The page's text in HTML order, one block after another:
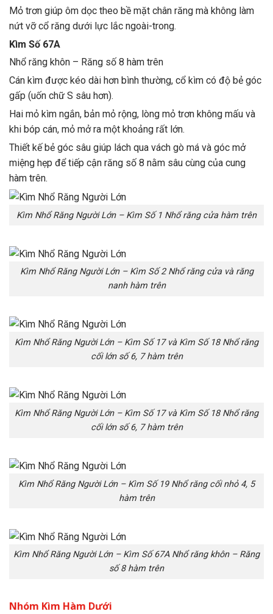
Mỏ trơn giúp ôm dọc theo bề mặt chân răng mà không làm
nứt vỡ cổ răng dưới lực lắc ngoài-trong.
Kìm Số 67A
Nhổ răng khôn – Răng số 8 hàm trên
Cán kìm được kéo dài hơn bình thường, cổ kìm có độ bẻ góc
gấp (uốn chữ S sâu hơn).
Hai mỏ kìm ngắn, bản mỏ rộng, lòng mỏ trơn không mấu và
khi bóp cán, mỏ mở ra một khoảng rất lớn.
Thiết kế bẻ góc sâu giúp lách qua vách gò má và góc mở
miệng hẹp để tiếp cận răng số 8 nằm sâu cùng của cung
hàm trên.
Kìm Nhổ Răng Người Lớn – Kìm Số 1 Nhổ răng cửa hàm trên
Kìm Nhổ Răng Người Lớn – Kìm Số 2 Nhổ răng cửa và răng
nanh hàm trên
Kìm Nhổ Răng Người Lớn – Kìm Số 17 và Kìm Số 18 Nhổ răng
cối lớn số 6, 7 hàm trên
Kìm Nhổ Răng Người Lớn – Kìm Số 17 và Kìm Số 18 Nhổ răng
cối lớn số 6, 7 hàm trên
Kìm Nhổ Răng Người Lớn – Kìm Số 19 Nhổ răng cối nhỏ 4, 5
hàm trên
Kìm Nhổ Răng Người Lớn – Kìm Số 67A Nhổ răng khôn – Răng
số 8 hàm trên
Nhóm Kìm Hàm Dưới